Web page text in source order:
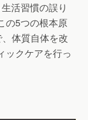
活習慣の誤り
の5つの根本原
体質自体を改
ックケアを行っ